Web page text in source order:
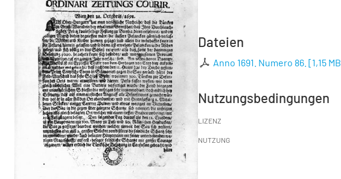
Dateien
Anno 1691. Numero 86. [1,15 MB
Nutzungsbedingungen
LIZENZ
NUTZUNG